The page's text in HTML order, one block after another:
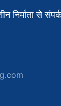
निर्माता से